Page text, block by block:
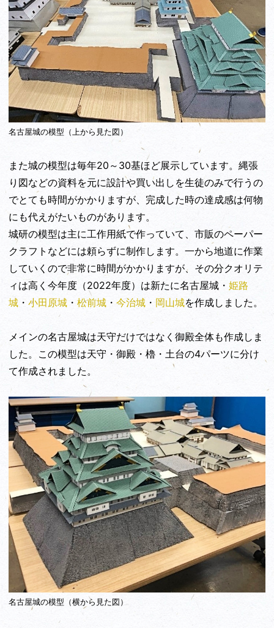
名古屋城の模型（上から見た図）
また城の模型は毎年20～30基ほど展示しています。縄張
り図などの資料を元に設計や買い出しを生徒のみで行うの
でとても時間がかかりますが、完成した時の達成感は何物
にも代えがたいものがあります。
城研の模型は主に工作用紙で作っていて、市販のペーパー
クラフトなどには頼らずに制作します。一から地道に作業
していくので非常に時間がかかりますが、その分クオリテ
ィは高く今年度（2022年度）は新たに名古屋城・ 姫路
城 ・ 小田原城 ・ 松前城 ・ 今治城 ・ 岡山城を作成しました。
メインの名古屋城は天守だけではなく御殿全体も作成しま
した。この模型は天守・御殿・櫓・土台の4パーツに分け
て作成されました。
名古屋城の模型（横から見た図）